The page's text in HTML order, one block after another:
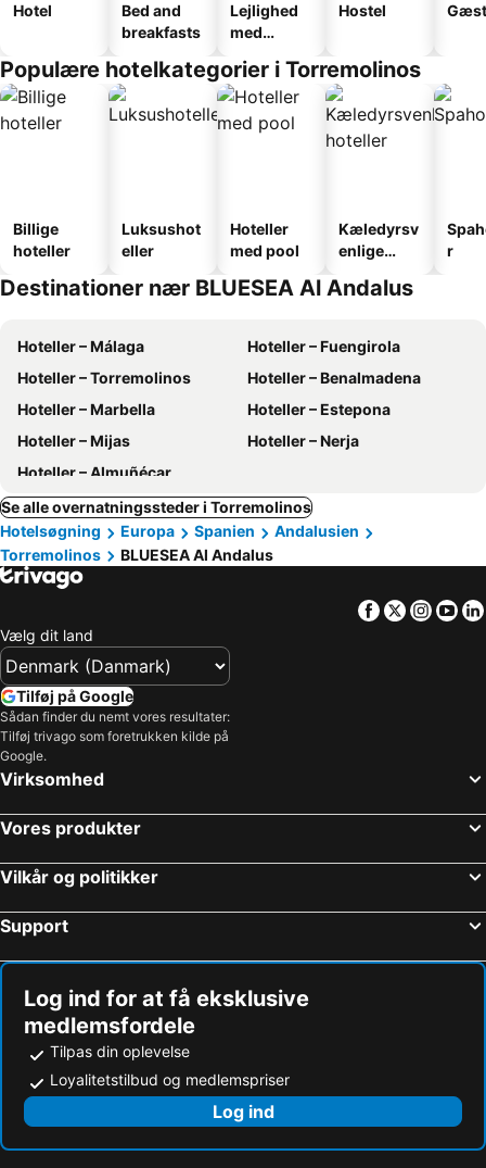
Hotel
Bed and
breakfasts
Lejlighed
med
Hostel
Populære hotelkategorier i Torremolinos
Billige
hoteller
Luksushot
eller
Hoteller
med pool
Kæledyrsv
enlige
r
Destinationer nær BLUESEA Al Andalus
Hoteller – Málaga
Hoteller – Fuengirola
Hoteller – Torremolinos
Hoteller – Benalmadena
Hoteller – Marbella
Hoteller – Estepona
Hoteller – Mijas
Hoteller – Nerja
Hoteller – Almuñécar
Se alle overnatningssteder i Torremolinos
Hotelsøgning
Europa Spanien
Andalusien
Torremolinos
BLUESEA Al Andalus
Facebook
Twitter
Vælg dit land
Tilføj på Google
Sådan finder du nemt vores resultater:
Tilføj trivago som foretrukken kilde på
Google.
Virksomhed
Vores produkter
Vilkår og politikker
Support
Log ind for at få eksklusive
medlemsfordele
Tilpas din oplevelse
Loyalitetstilbud og medlemspriser
Log ind